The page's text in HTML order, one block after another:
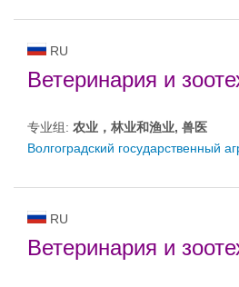
RU
Ветеринария и
专业组: 农业，林业和渔业, 兽医
Волгоградский государственный
RU
Ветеринария и